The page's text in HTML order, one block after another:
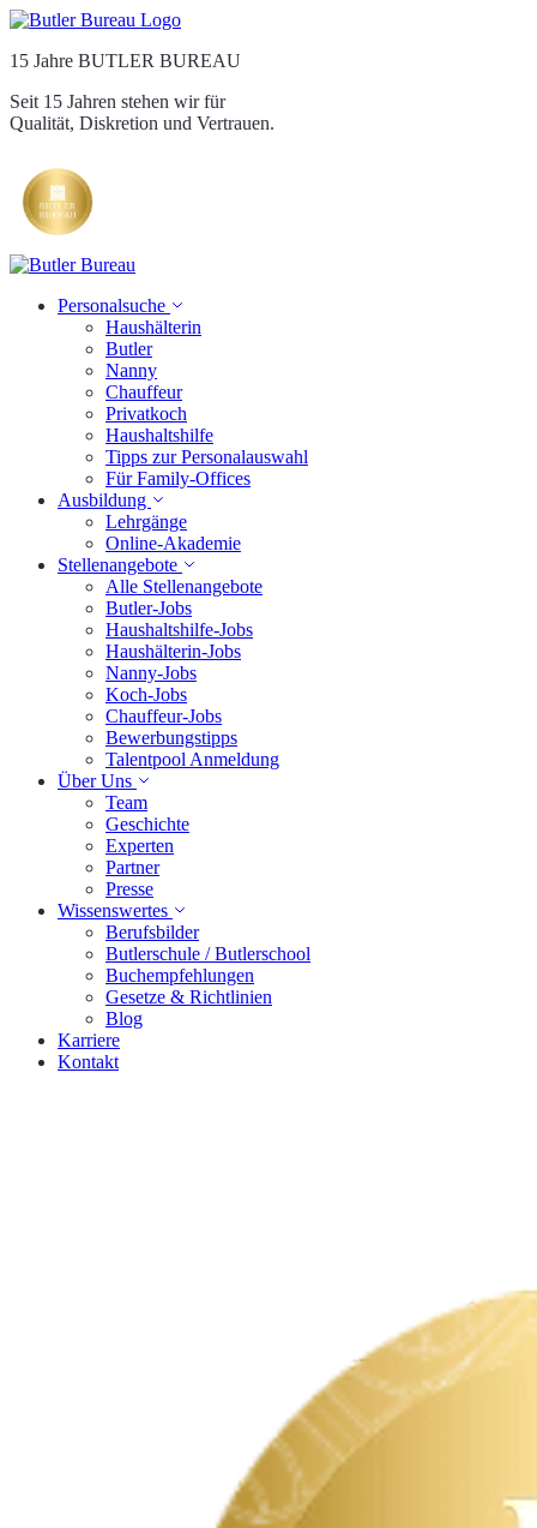
15 Jahre BUTLER BUREAU
Seit 15 Jahren stehen wir für
Qualität, Diskretion und Vertrauen.
Personalsuche
Haushälterin
Butler
Nanny
Chauffeur
Privatkoch
Haushaltshilfe
Tipps zur Personalauswahl
Für Family-Offices
Ausbildung
Lehrgänge
Online-Akademie
Stellenangebote
Alle Stellenangebote
Butler-Jobs
Haushaltshilfe-Jobs
Haushälterin-Jobs
Nanny-Jobs
Koch-Jobs
Chauffeur-Jobs
Bewerbungstipps
Talentpool Anmeldung
Über Uns
Team
Geschichte
Experten
Partner
Presse
Wissenswertes
Berufsbilder
Butlerschule / Butlerschool
Buchempfehlungen
Gesetze & Richtlinien
Blog
Karriere
Kontakt